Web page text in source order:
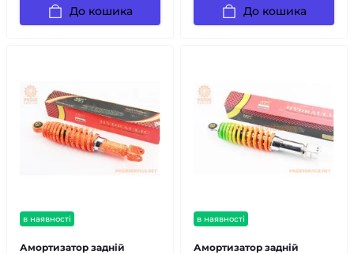
До кошика До кошика
в наявності
Амортизатор задній
в наявності
Амортизатор задній